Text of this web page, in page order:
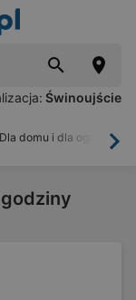
Świnoujście
Dla domu i dla ogrodu